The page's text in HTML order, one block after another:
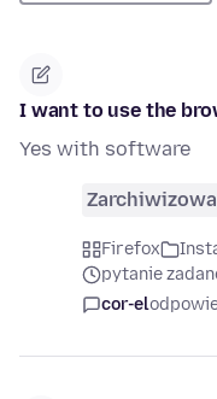
I want to use the
Yes with software
Firefox
pytanie
cor-el